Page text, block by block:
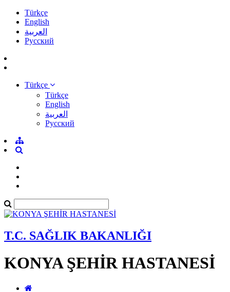
Türkçe
English
العربية
Pусский
Türkçe
Türkçe
English
العربية
Pусский
T.C. SAĞLIK BAKANLIĞI
KONYA ŞEHİR HASTANESİ